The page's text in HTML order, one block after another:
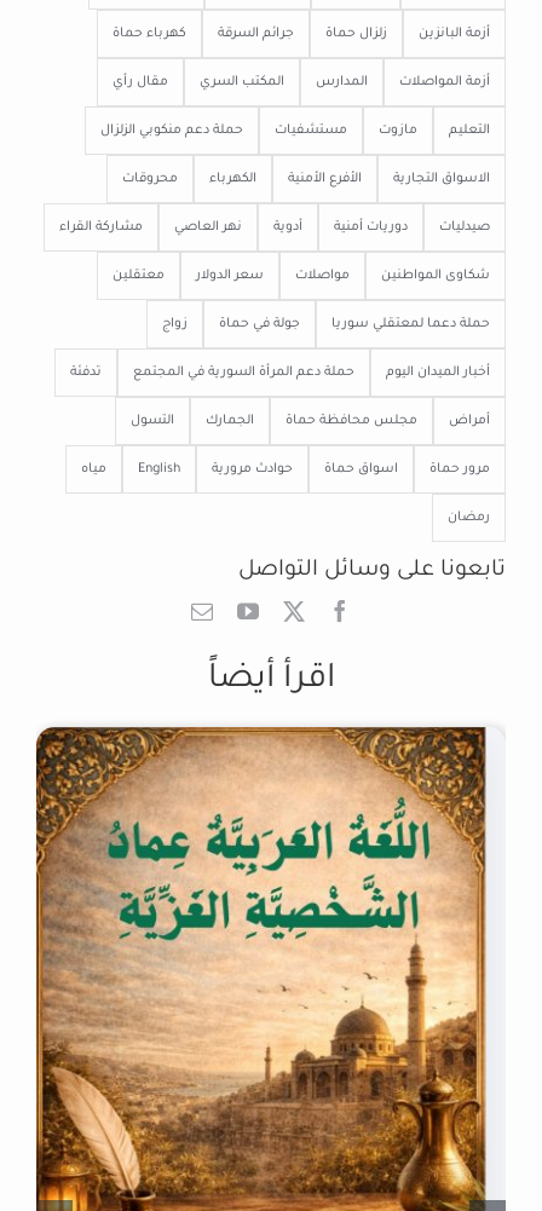
أزمة البانزين زلزال حماة جرائم السرقة كهرباء حماة
أزمة المواصلات المدارس المكتب السري مقال رأي
التعليم مازوت مستشفيات حملة دعم منكوبي الزلزال
الاسواق التجارية الأفرع الأمنية الكهرباء محروقات
صيدليات دوريات أمنية أدوية نهر العاصي مشاركة القراء
شكاوى المواطنين مواصلات سعر الدولار معتقلين
حملة دعما لمعتقلي سوريا جولة في حماة زواج
أخبار الميدان اليوم حملة دعم المرأة السورية في المجتمع تدفئة
أمراض مجلس محافظة حماة الجمارك التسول
مرور حماة اسواق حماة حوادث مرورية English مياه
رمضان
تابعونا على وسائل التواصل
اقرأ أيضاً